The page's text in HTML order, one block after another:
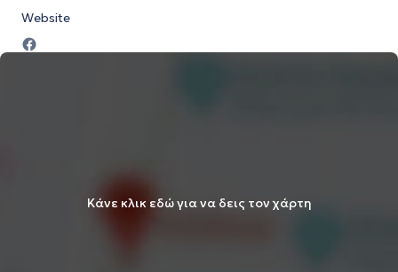
Website
Κάνε κλικ εδώ για να δεις τον χάρτη